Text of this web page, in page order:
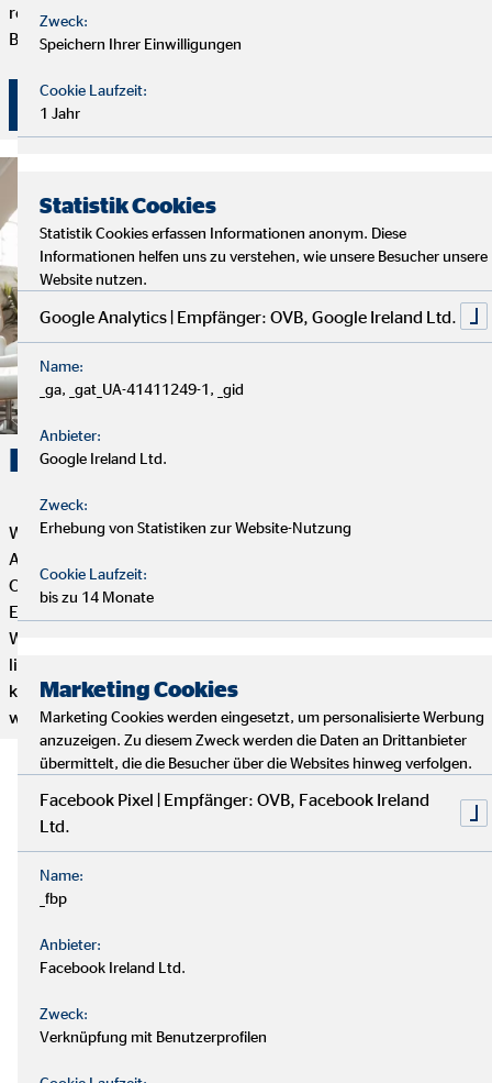
regelmäßige Servicegespräche an. Vertrauen und persönliche
Betreuung stehen bei uns an erster Stelle.
Überzeuge dich selbst von unserer Beratung!
Karriere. Erfolg. OVB.
Wenn du Flexibilität, Selbstbestimmung und eine erfüllende
Aufgabe mit Sinn und Zweck suchst, dann ist die Tätigkeit als
OVB Finanzberater*in genau das Richtige für dich. Dein
Engagement bestimmt, wie weit du bei uns kommen kannst.
Wenn du genug von einem langweiligen 9-to-5 Job hast und
lieber selbstständig arbeiten möchtest, aber trotzdem mit
kompetenten und freundlichen Kollegen zusammenarbeiten
willst, dann bist du hier genau richtig.
Zweck:
Speichern Ihrer Einwilligungen
Cookie Laufzeit:
1 Jahr
Statistik Cookies
Statistik Cookies erfassen Informationen anonym. Diese
Informationen helfen uns zu verstehen, wie unsere Besucher unsere
Website nutzen.
Google Analytics | Empfänger: OVB, Google Ireland Ltd.
Name:
_ga, _gat_UA-41411249-1, _gid
Anbieter:
Google Ireland Ltd.
Zweck:
Erhebung von Statistiken zur Website-Nutzung
Cookie Laufzeit:
bis zu 14 Monate
Marketing Cookies
Marketing Cookies werden eingesetzt, um personalisierte Werbung
anzuzeigen. Zu diesem Zweck werden die Daten an Drittanbieter
übermittelt, die die Besucher über die Websites hinweg verfolgen.
Facebook Pixel | Empfänger: OVB, Facebook Ireland
Ltd.
Name:
_fbp
Anbieter:
Facebook Ireland Ltd.
Zweck:
Verknüpfung mit Benutzerprofilen